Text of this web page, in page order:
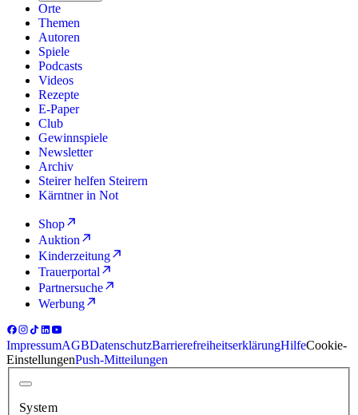
Orte
Themen
Autoren
Spiele
Podcasts
Videos
Rezepte
E-Paper
Club
Gewinnspiele
Newsletter
Archiv
Steirer helfen Steirern
Kärntner in Not
Shop
Auktion
Kinderzeitung
Trauerportal
Partnersuche
Werbung
ImpressumAGBDatenschutzBarrierefreiheitserklärungHilfeCookie-
EinstellungenPush-Mitteilungen
System